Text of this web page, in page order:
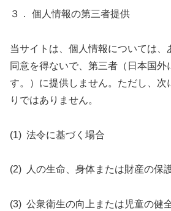
３． 個人情報の第三者提供
当サイトは、個人情報については、
同意を得ないで、第三者（日本国外
す。）に提供しません。ただし、次
りではありません。
(1) 法令に基づく場合
(2) 人の生命、身体または財産の保
(3) 公衆衛生の向上または児童の健